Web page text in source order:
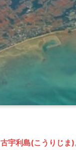
古宇利島(こうりじま)